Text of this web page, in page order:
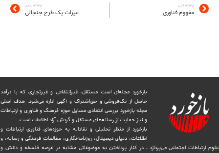
نوشته قبلی
مفهوم فناوری
نوشته بعدی
میراث یک طرح جنجالی
بازخورد مجله‌ای است مستقل، غیرانتفاعی و غیرتجاری که با درآمد
حاصل از تک‌فروشی و حق‌اشتراک و آگهی اداره می‌شود. ‏هدف اصلی
مجله بازخورد بررسی انتقادی مسایل حوزه فرهنگ و فناوری و ارتباطات
و نیز حمایت از رسانه‌های مستقل و‌ گردش ‏آزاد اطلاعات است.
بازخورد از منظر تحلیلی و نقادانه به حوزه‌های فناوری ارتباطات و
اطلاعات، دنیای دیجیتال، روزنامه‌نگاری، ‏مطالعات فرهنگی و رسانه، و
علوم ارتباطات اجتماعی می‌پردازد ــ در کنار پرداختن به موضوعاتی مشابه در عرصه فلسفه و دانش و